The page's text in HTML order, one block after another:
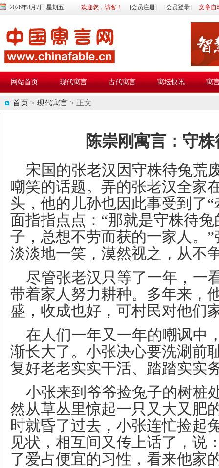
2026年8月7日 星期五 欢迎您，访客！ [会员注册] [会员登录] 文章自
网站首页 现代寓言 古代寓言 寓坛快讯 寓
首页 > 现代寓言 > 正文
陈崇刚寓言：守
宋国的张老汉因守株待兔荒
嘲笑的话题。弄的张老汉全家
头，他的儿孙也因此事受到了
面指指点点：“那就是守株待
子，总想不劳而获的一家人。
淡淡地一笑，漠然视之，从不
尽管张老汉只等了一年，一
带着家人努力耕种。多年来，
盛，收成也好，可村民对他们
在人们一年又一年的嘲讽中
渐长大了。小张决心要洗涮前
复好老老实实干活、踏踏实实
小张来到爷爷捡兔子的树桩
然从草丛里惊起一只又大又肥
时就昏了过去，小张连忙捡起
见状，相互间又传上话了，说
了爱占便宜的习性，看来他家